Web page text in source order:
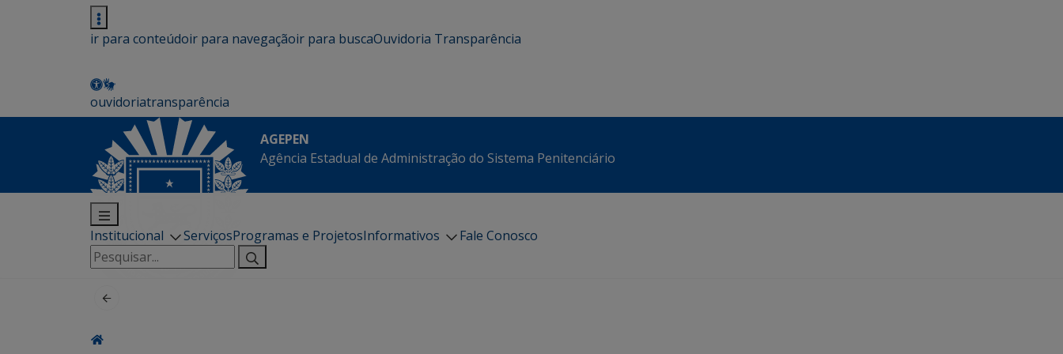
ir para conteúdoir para navegaçãoir para buscaOuvidoria Transparência
ouvidoriatransparência
AGEPEN
Agência Estadual de Administração do Sistema Penitenciário
Institucional ServiçosProgramas e ProjetosInformativos
Fale Conosco
Pesquisar
por: